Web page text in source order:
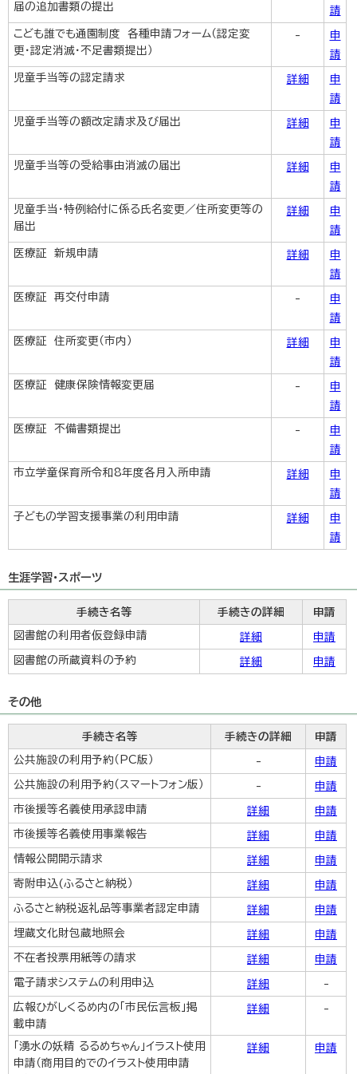
届の追加書類の提出
請
こども誰でも通園制度 各種申請フォーム（認定変
更・認定消滅・不足書類提出）
-
申
請
児童手当等の認定請求 詳細
申
請
児童手当等の額改定請求及び届出 詳細
申
請
児童手当等の受給事由消滅の届出 詳細
申
請
児童手当・特例給付に係る氏名変更／住所変更等の
届出
詳細
申
請
医療証 新規申請 詳細
申
請
医療証 再交付申請 -
申
請
医療証 住所変更（市内） 詳細
申
請
医療証 健康保険情報変更届 -
申
請
医療証 不備書類提出 -
申
請
市立学童保育所令和8年度各月入所申請 詳細
申
請
子どもの学習支援事業の利用申請 詳細
申
請
生涯学習・スポーツ
手続き名等 手続きの詳細 申請
図書館の利用者仮登録申請 詳細 申請
図書館の所蔵資料の予約 詳細 申請
その他
手続き名等 手続きの詳細 申請
公共施設の利用予約（PC版） - 申請
公共施設の利用予約（スマートフォン版） - 申請
市後援等名義使用承認申請 詳細 申請
市後援等名義使用事業報告 詳細 申請
情報公開開示請求 詳細 申請
寄附申込(ふるさと納税） 詳細 申請
ふるさと納税返礼品等事業者認定申請 詳細 申請
埋蔵文化財包蔵地照会 詳細 申請
不在者投票用紙等の請求 詳細 申請
電子請求システムの利用申込 詳細 -
広報ひがしくるめ内の「市民伝言板」掲
載申請
詳細 -
「湧水の妖精 るるめちゃん」イラスト使用
申請（商用目的でのイラスト使用申請
詳細 申請